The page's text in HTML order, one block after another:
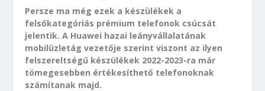
Persze ma még ezek a készülékek a
felsőkategóriás prémium telefonok csúcsát
jelentik. A Huawei hazai leányvállalatának
mobilüzletág vezetője szerint viszont az ilyen
felszereltségű készülékek 2022-2023-ra már
tömegesebben értékesíthető telefonoknak
számítanak majd.